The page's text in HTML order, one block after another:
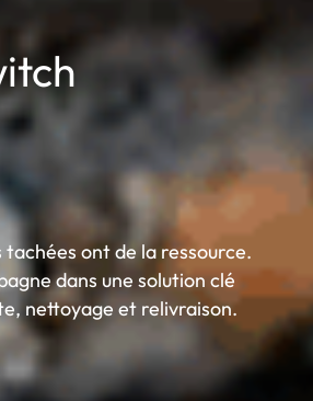
tachées ont de la ressource.
dans une solution clé
nettoyage et relivraison.